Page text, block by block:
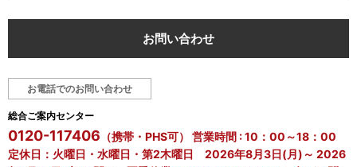
お問い合わせ
お電話でのお問い合わせ
総合ご案内センター
0120-117406 （携帯・PHS可） 営業時間 : 10：00～18：00
定休日：火曜日・水曜日・第2木曜日 2026年8月3日(月)～ 2026